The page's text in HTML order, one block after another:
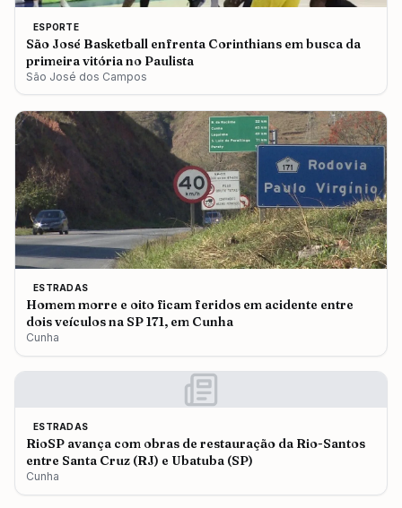
ESPORTE
São José Basketball enfrenta Corinthians em busca da
primeira vitória no Paulista
São José dos Campos
ESTRADAS
Homem morre e oito ficam feridos em acidente entre
dois veículos na SP 171, em Cunha
Cunha
ESTRADAS
RioSP avança com obras de restauração da Rio-Santos
entre Santa Cruz (RJ) e Ubatuba (SP)
Cunha